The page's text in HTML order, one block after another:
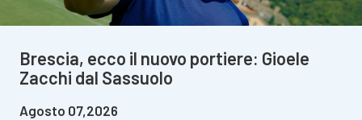
Brescia, ecco il nuovo portiere: Gioele
Zacchi dal Sassuolo
Agosto 07,2026